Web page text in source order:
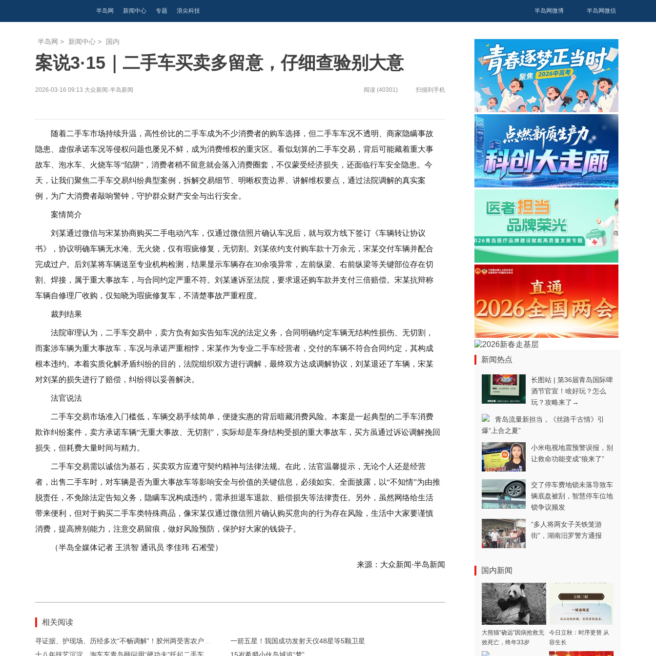
半岛网 新闻中心 专题 浪尖科技 半岛网微博 半岛网微信
半岛网 > 新闻中心 > 国内
案说3·15｜二手车买卖多留意，仔细查验别大意
2026-03-16 09:13 大众新闻·半岛新闻 阅读 (40301) 扫描到手机
随着二手车市场持续升温，高性价比的二手车成为不少消费者的购车选择，但二手车车况不透明、商家隐瞒事故
隐患、虚假承诺车况等侵权问题也屡见不鲜，成为消费维权的重灾区。看似划算的二手车交易，背后可能藏着重大事
故车、泡水车、火烧车等“陷阱”，消费者稍不留意就会落入消费圈套，不仅蒙受经济损失，还面临行车安全隐患。今
天，让我们聚焦二手车交易纠纷典型案例，拆解交易细节、明晰权责边界、讲解维权要点，通过法院调解的真实案
例，为广大消费者敲响警钟，守护群众财产安全与出行安全。
案情简介
刘某通过微信与宋某协商购买二手电动汽车，仅通过微信照片确认车况后，就与双方线下签订《车辆转让协议
书》，协议明确车辆无水淹、无火烧，仅有瑕疵修复，无切割。刘某依约支付购车款十万余元，宋某交付车辆并配合
完成过户。后刘某将车辆送至专业机构检测，结果显示车辆存在30余项异常，左前纵梁、右前纵梁等关键部位存在切
割、焊接，属于重大事故车，与合同约定严重不符。刘某遂诉至法院，要求退还购车款并支付三倍赔偿。宋某抗辩称
车辆自修理厂收购，仅知晓为瑕疵修复车，不清楚事故严重程度。
裁判结果
法院审理认为，二手车交易中，卖方负有如实告知车况的法定义务，合同明确约定车辆无结构性损伤、无切割，
而案涉车辆为重大事故车，车况与承诺严重相悖，宋某作为专业二手车经营者，交付的车辆不符合合同约定，其构成
根本违约。本着实质化解矛盾纠纷的目的，法院组织双方进行调解，最终双方达成调解协议，刘某退还了车辆，宋某
对刘某的损失进行了赔偿，纠纷得以妥善解决。
法官说法
二手车交易市场准入门槛低，车辆交易手续简单，便捷实惠的背后暗藏消费风险。本案是一起典型的二手车消费
欺诈纠纷案件，卖方承诺车辆“无重大事故、无切割”，实际却是车身结构受损的重大事故车，买方虽通过诉讼调解挽回
损失，但耗费大量时间与精力。
二手车交易需以诚信为基石，买卖双方应遵守契约精神与法律法规。在此，法官温馨提示，无论个人还是经营
者，出售二手车时，对车辆是否为重大事故车等影响安全与价值的关键信息，必须如实、全面披露，以“不知情”为由推
脱责任，不免除法定告知义务，隐瞒车况构成违约，需承担退车退款、赔偿损失等法律责任。另外，虽然网络给生活
带来便利，但对于购买二手车类特殊商品，像宋某仅通过微信照片确认购买意向的行为存在风险，生活中大家要谨慎
消费，提高辨别能力，注意交易留痕，做好风险预防，保护好大家的钱袋子。
（半岛全媒体记者 王洪智 通讯员 李佳玮 石凇莹）
来源：大众新闻·半岛新闻
相关阅读
一箭五星！我国成功发射天仪48星等5颗卫星
新闻热点
长图站 | 第36届青岛国际啤
酒节官宣！啥好玩？怎么
玩？攻略来了→
青岛流量新担当，《丝路千古情》引
爆“上合之夏”
小米电视地震预警误报，别
让救命功能变成“狼来了”
交了停车费地锁未落导致车
辆底盘被刮，智慧停车位地
锁争议频发
“多人将两女子关铁笼游
街”，湖南汨罗警方通报
国内新闻
大熊猫“硗远”因病抢救无
效死亡，终年33岁
今日立秋：时序更替 从
容生长